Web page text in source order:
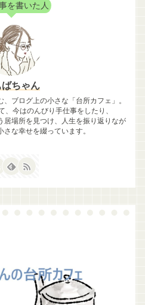
を書いた人
ばちゃん
ブログ上の小さな「台所カフェ」。
今はのんびり手仕事をしたり、
居場所を見つけ、人生を振り返りなが
な幸せを綴っています。